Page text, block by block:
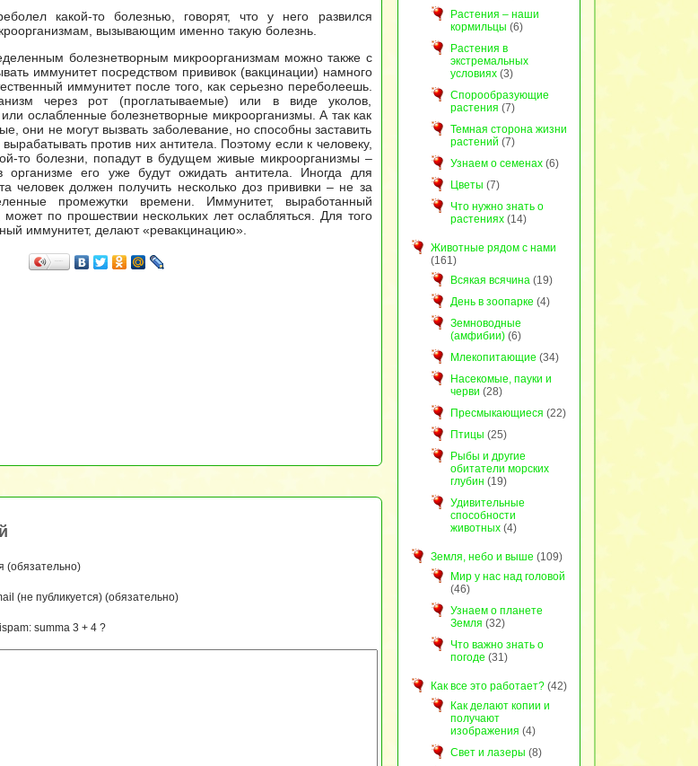
какой-то болезнью, говорят, что у него развился
вызывающим именно такую болезнь.
болезнетворным микроорганизмам можно также с
иммунитет посредством прививок (вакцинации) намного
иммунитет после того, как серьезно переболеешь.
через рот (проглатываемые) или в виде уколов,
ослабленные болезнетворные микроорганизмы. А так как
они не могут вызвать заболевание, но способны заставить
против них антитела. Поэтому если к человеку,
то болезни, попадут в будущем живые микроорганизмы –
организме его уже будут ожидать антитела. Иногда для
человек должен получить несколько доз прививки – не за
промежутки времени. Иммунитет, выработанный
по прошествии нескольких лет ослабляться. Для того
иммунитет, делают «ревакцинацию».
(обязательно)
(не публикуется) (обязательно)
summa 3 + 4 ?
Растения – наши
кормильцы (6)
Растения в
экстремальных
условиях(3)
Спорообразующие
растения (7)
Темная сторона жизни
растений (7)
Узнаем о семенах(6)
Цветы (7)
Что нужно знать о
растениях(14)
Животные рядом с нами
(161)
Всякая всячина(19)
День в зоопарке (4)
Земноводные
(амфибии)(6)
Млекопитающие (34)
Насекомые, пауки и
черви (28)
Пресмыкающиеся (22)
Птицы (25)
Рыбы и другие
обитатели морских
глубин (19)
Удивительные
способности
животных(4)
Земля, небо и выше (109)
Мир у нас над головой
(46)
Узнаем о планете
Земля (32)
Что важно знать о
погоде (31)
Как все это работает?(42)
Как делают копии и
получают
изображения (4)
Свет и лазеры (8)